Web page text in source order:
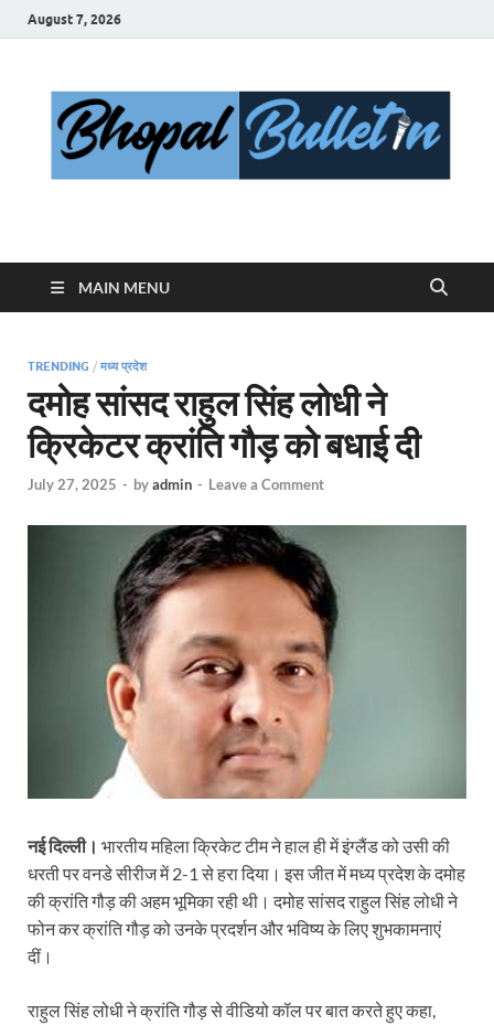
August 7, 2026
Bhopal Bulletin
MAIN MENU
TRENDING / मध्य प्रदेश
दमोह सांसद राहुल सिंह लोधी ने
क्रिकेटर क्रांति गौड़ को बधाई दी
July 27, 2025 - byadmin - Leave a Comment
नई दिल्ली। भारतीय महिला क्रिकेट टीम ने हाल ही में इंग्लैंड को उसी की
धरती पर वनडे सीरीज में 2-1 से हरा दिया। इस जीत में मध्य प्रदेश के दमोह
की क्रांति गौड़ की अहम भूमिका रही थी। दमोह सांसद राहुल सिंह लोधी ने
फोन कर क्रांति गौड़ को उनके प्रदर्शन और भविष्य के लिए शुभकामनाएं
दीं।
राहुल सिंह लोधी ने क्रांति गौड़ से वीडियो कॉल पर बात करते हुए कहा,